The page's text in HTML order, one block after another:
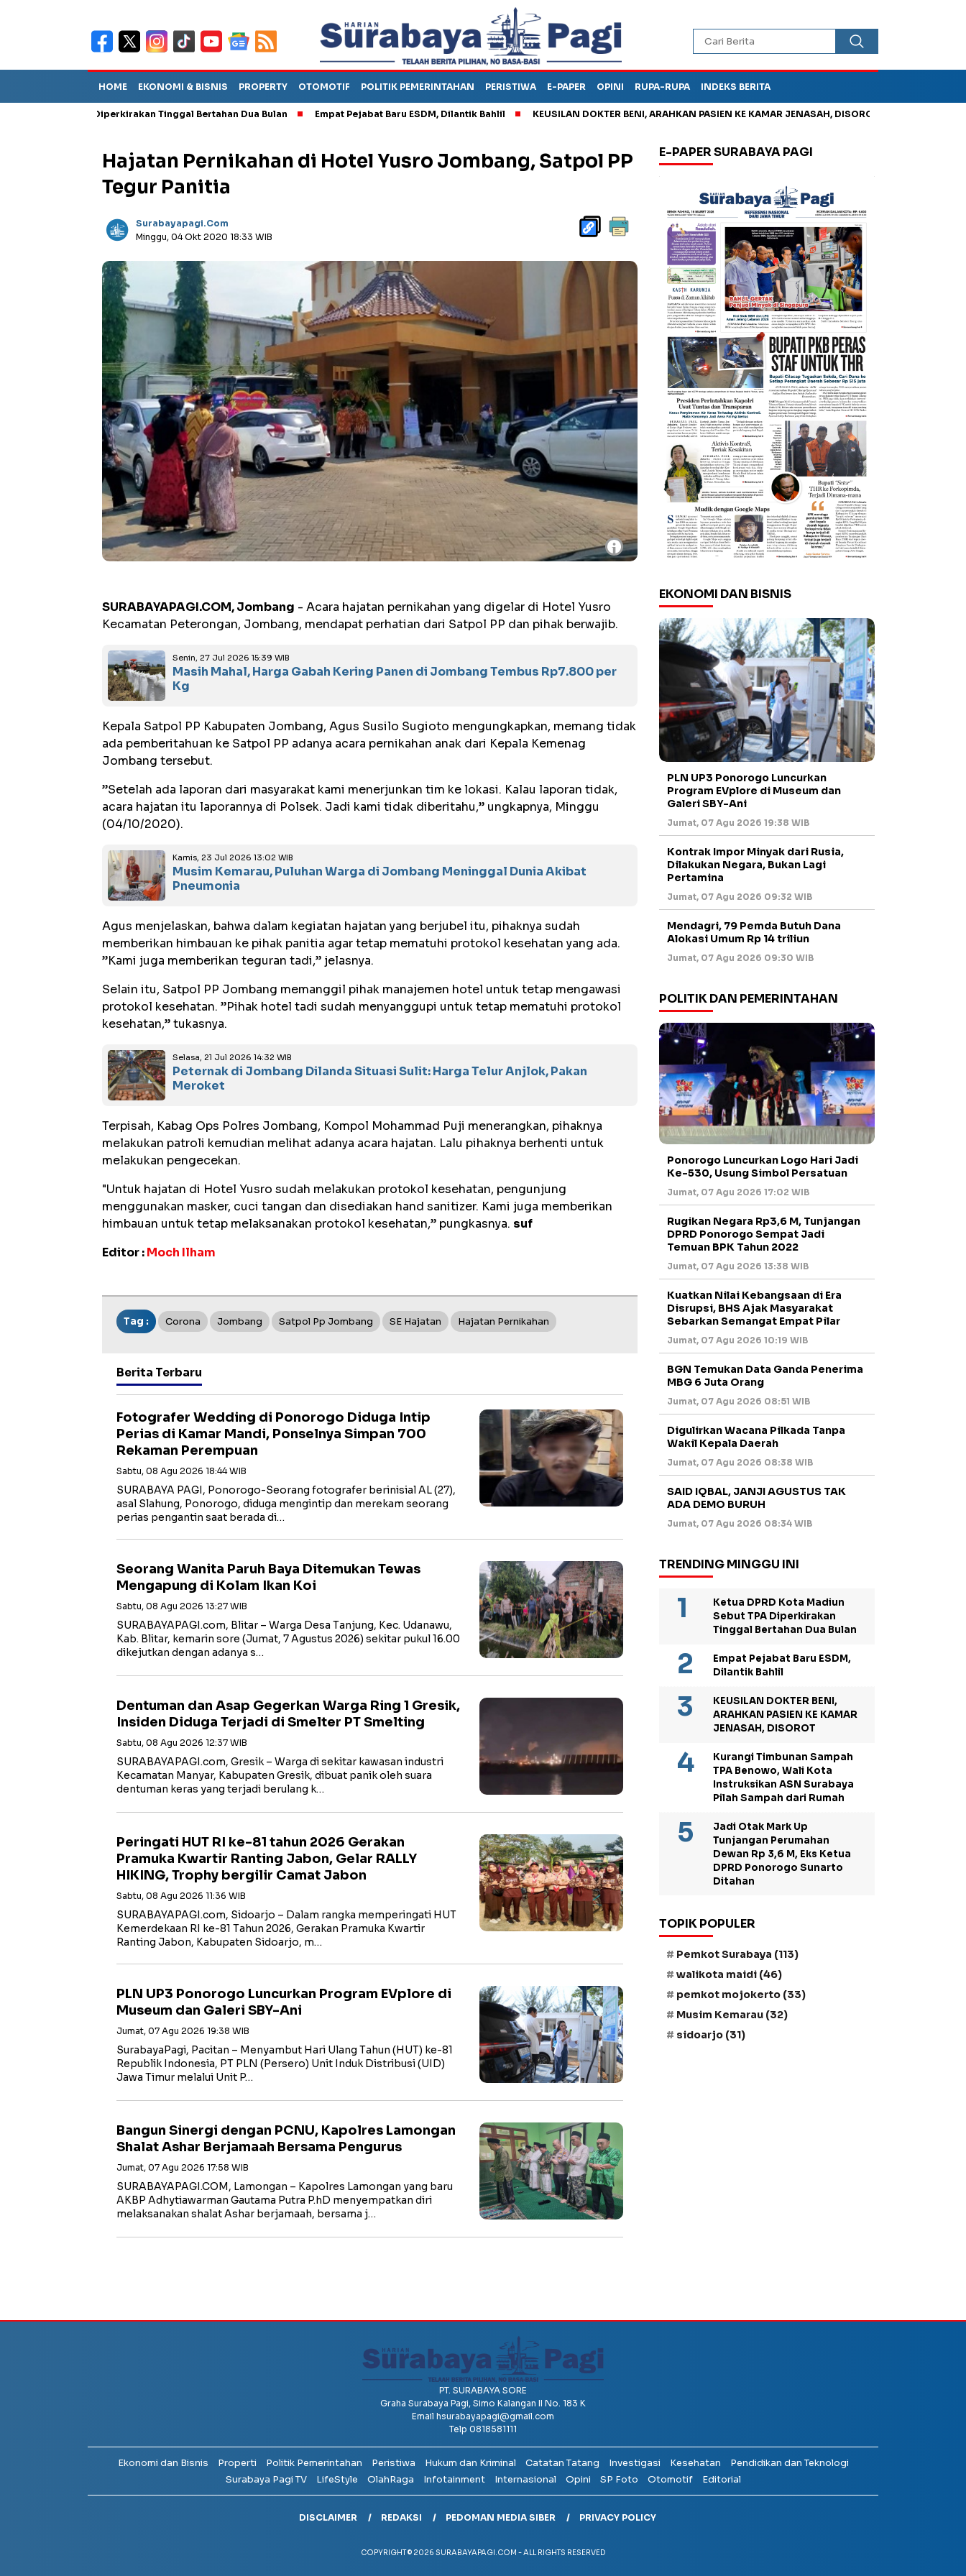
HOME EKONOMI & BISNIS PROPERTY OTOMOTIF POLITIK PEMERINTAHAN PERISTIWA E-PAPER OPINI RUPA-RUPA INDEKS BERITA
TPA Diperkirakan Tinggal Bertahan Dua Bulan Empat Pejabat Baru ESDM, Dilantik Bahlil KEUSILAN DOKTER BENI, ARAHKAN PASIEN KE KAMAR JENASAH, DISOROT Kurangi Timbunan
Hajatan Pernikahan di Hotel Yusro Jombang, Satpol PP
Tegur Panitia
Surabayapagi.com
Minggu, 04 Okt 2020 18:33 WIB
i
SURABAYAPAGI.COM, Jombang - Acara hajatan pernikahan yang digelar di Hotel Yusro
Kecamatan Peterongan, Jombang, mendapat perhatian dari Satpol PP dan pihak berwajib.
Senin, 27 Jul 2026 15:39 WIB
Masih Mahal, Harga Gabah Kering Panen di Jombang Tembus Rp7.800 per
Kg
Kepala Satpol PP Kabupaten Jombang, Agus Susilo Sugioto mengungkapkan, memang tidak
ada pemberitahuan ke Satpol PP adanya acara pernikahan anak dari Kepala Kemenag
Jombang tersebut.
”Setelah ada laporan dari masyarakat kami menerjunkan tim ke lokasi. Kalau laporan tidak,
acara hajatan itu laporannya di Polsek. Jadi kami tidak diberitahu,” ungkapnya, Minggu
(04/10/2020).
Kamis, 23 Jul 2026 13:02 WIB
Musim Kemarau, Puluhan Warga di Jombang Meninggal Dunia Akibat
Pneumonia
Agus menjelaskan, bahwa dalam kegiatan hajatan yang berjubel itu, pihaknya sudah
memberikan himbauan ke pihak panitia agar tetap mematuhi protokol kesehatan yang ada.
”Kami juga memberikan teguran tadi,” jelasnya.
Selain itu, Satpol PP Jombang memanggil pihak manajemen hotel untuk tetap mengawasi
protokol kesehatan. ”Pihak hotel tadi sudah menyanggupi untuk tetap mematuhi protokol
kesehatan,” tukasnya.
Selasa, 21 Jul 2026 14:32 WIB
Peternak di Jombang Dilanda Situasi Sulit: Harga Telur Anjlok, Pakan
Meroket
Terpisah, Kabag Ops Polres Jombang, Kompol Mohammad Puji menerangkan, pihaknya
melakukan patroli kemudian melihat adanya acara hajatan. Lalu pihaknya berhenti untuk
melakukan pengecekan.
"Untuk hajatan di Hotel Yusro sudah melakukan protokol kesehatan, pengunjung
menggunakan masker, cuci tangan dan disediakan hand sanitizer. Kami juga memberikan
himbauan untuk tetap melaksanakan protokol kesehatan,” pungkasnya. suf
Editor :Moch Ilham
Tag : Corona Jombang Satpol Pp Jombang SE Hajatan Hajatan Pernikahan
Berita Terbaru
Fotografer Wedding di Ponorogo Diduga Intip
Perias di Kamar Mandi, Ponselnya Simpan 700
Rekaman Perempuan
Sabtu, 08 Agu 2026 18:44 WIB
SURABAYA PAGI, Ponorogo-Seorang fotografer berinisial AL (27),
asal Slahung, Ponorogo, diduga mengintip dan merekam seorang
perias pengantin saat berada di…
Seorang Wanita Paruh Baya Ditemukan Tewas
Mengapung di Kolam Ikan Koi
Sabtu, 08 Agu 2026 13:27 WIB
SURABAYAPAGI.com, Blitar – Warga Desa Tanjung, Kec. Udanawu,
Kab. Blitar, kemarin sore (Jumat, 7 Agustus 2026) sekitar pukul 16.00
dikejutkan dengan adanya s…
Dentuman dan Asap Gegerkan Warga Ring 1 Gresik,
Insiden Diduga Terjadi di Smelter PT Smelting
Sabtu, 08 Agu 2026 12:37 WIB
SURABAYAPAGI.com, Gresik – Warga di sekitar kawasan industri
Kecamatan Manyar, Kabupaten Gresik, dibuat panik oleh suara
dentuman keras yang terjadi berulang k…
Peringati HUT RI ke-81 tahun 2026 Gerakan
Pramuka Kwartir Ranting Jabon, Gelar RALLY
HIKING, Trophy bergilir Camat Jabon
Sabtu, 08 Agu 2026 11:36 WIB
SURABAYAPAGI.com, Sidoarjo – Dalam rangka memperingati HUT
Kemerdekaan RI ke-81 Tahun 2026, Gerakan Pramuka Kwartir
Ranting Jabon, Kabupaten Sidoarjo, m…
PLN UP3 Ponorogo Luncurkan Program EVplore di
Museum dan Galeri SBY-Ani
Jumat, 07 Agu 2026 19:38 WIB
SurabayaPagi, Pacitan – Menyambut Hari Ulang Tahun (HUT) ke-81
Republik Indonesia, PT PLN (Persero) Unit Induk Distribusi (UID)
Jawa Timur melalui Unit P…
Bangun Sinergi dengan PCNU, Kapolres Lamongan
Shalat Ashar Berjamaah Bersama Pengurus
Jumat, 07 Agu 2026 17:58 WIB
SURABAYAPAGI.COM, Lamongan – Kapolres Lamongan yang baru
AKBP Adhytiawarman Gautama Putra P.hD menyempatkan diri
melaksanakan shalat Ashar berjamaah, bersama j…
E-PAPER SURABAYA PAGI
EKONOMI DAN BISNIS
PLN UP3 Ponorogo Luncurkan
Program EVplore di Museum dan
Galeri SBY-Ani
Jumat, 07 Agu 2026 19:38 WIB
Kontrak Impor Minyak dari Rusia,
Dilakukan Negara, Bukan Lagi
Pertamina
Jumat, 07 Agu 2026 09:32 WIB
Mendagri, 79 Pemda Butuh Dana
Alokasi Umum Rp 14 triliun
Jumat, 07 Agu 2026 09:30 WIB
POLITIK DAN PEMERINTAHAN
Ponorogo Luncurkan Logo Hari Jadi
Ke-530, Usung Simbol Persatuan
Jumat, 07 Agu 2026 17:02 WIB
Rugikan Negara Rp3,6 M, Tunjangan
DPRD Ponorogo Sempat Jadi
Temuan BPK Tahun 2022
Jumat, 07 Agu 2026 13:38 WIB
Kuatkan Nilai Kebangsaan di Era
Disrupsi, BHS Ajak Masyarakat
Sebarkan Semangat Empat Pilar
Jumat, 07 Agu 2026 10:19 WIB
BGN Temukan Data Ganda Penerima
MBG 6 Juta Orang
Jumat, 07 Agu 2026 08:51 WIB
Digulirkan Wacana Pilkada Tanpa
Wakil Kepala Daerah
Jumat, 07 Agu 2026 08:38 WIB
SAID IQBAL, JANJI AGUSTUS TAK
ADA DEMO BURUH
Jumat, 07 Agu 2026 08:34 WIB
TRENDING MINGGU INI
Ketua DPRD Kota Madiun
Sebut TPA Diperkirakan
Tinggal Bertahan Dua Bulan
Empat Pejabat Baru ESDM,
Dilantik Bahlil
KEUSILAN DOKTER BENI,
ARAHKAN PASIEN KE KAMAR
JENASAH, DISOROT
Kurangi Timbunan Sampah
TPA Benowo, Wali Kota
Instruksikan ASN Surabaya
Pilah Sampah dari Rumah
Jadi Otak Mark Up
Tunjangan Perumahan
Dewan Rp 3,6 M, Eks Ketua
DPRD Ponorogo Sunarto
Ditahan
TOPIK POPULER
Pemkot Surabaya (113)
walikota maidi (46)
pemkot mojokerto (33)
Musim Kemarau (32)
sidoarjo (31)
PT. SURABAYA SORE
Graha Surabaya Pagi, Simo Kalangan II No. 183 K
Email hsurabayapagi@gmail.com
Telp 0818581111
Ekonomi dan Bisnis Properti Politik Pemerintahan Peristiwa Hukum dan Kriminal Catatan Tatang Investigasi Kesehatan
Pendidikan dan Teknologi
Surabaya Pagi TV
LifeStyle OlahRaga Infotainment Internasional Opini SP Foto Otomotif Editorial
DISCLAIMER REDAKSI PEDOMAN MEDIA SIBER PRIVACY POLICY
COPYRIGHT © 2026 SURABAYAPAGI.COM - ALL RIGHTS RESERVED